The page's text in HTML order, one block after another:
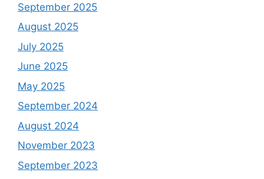
September 2025
August 2025
July 2025
June 2025
May 2025
September 2024
August 2024
November 2023
September 2023